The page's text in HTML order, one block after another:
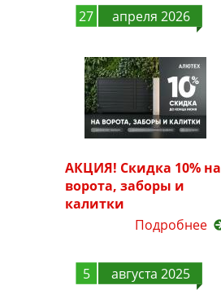
27 апреля 2026
АКЦИЯ! Скидка 10% на
ворота, заборы и
калитки
Подробнее
5 августа 2025